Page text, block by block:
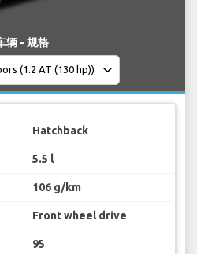
辆 - 规格
Hatchback
5.5 l
106 g/km
Front wheel drive
95